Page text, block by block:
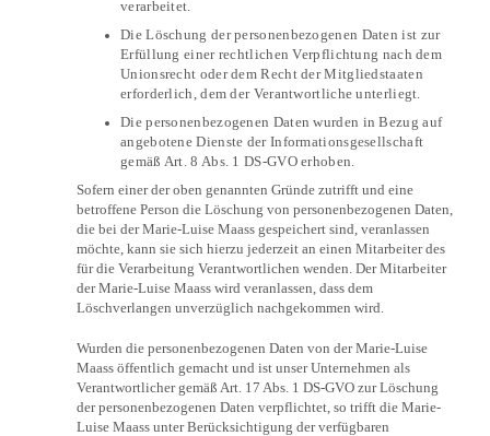
verarbeitet.
Die Löschung der personenbezogenen Daten ist zur
Erfüllung einer rechtlichen Verpflichtung nach dem
Unionsrecht oder dem Recht der Mitgliedstaaten
erforderlich, dem der Verantwortliche unterliegt.
Die personenbezogenen Daten wurden in Bezug auf
angebotene Dienste der Informationsgesellschaft
gemäß Art. 8 Abs. 1 DS-GVO erhoben.
Sofern einer der oben genannten Gründe zutrifft und eine
betroffene Person die Löschung von personenbezogenen Daten,
die bei der Marie-Luise Maass gespeichert sind, veranlassen
möchte, kann sie sich hierzu jederzeit an einen Mitarbeiter des
für die Verarbeitung Verantwortlichen wenden. Der Mitarbeiter
der Marie-Luise Maass wird veranlassen, dass dem
Löschverlangen unverzüglich nachgekommen wird.
Wurden die personenbezogenen Daten von der Marie-Luise
Maass öffentlich gemacht und ist unser Unternehmen als
Verantwortlicher gemäß Art. 17 Abs. 1 DS-GVO zur Löschung
der personenbezogenen Daten verpflichtet, so trifft die Marie-
Luise Maass unter Berücksichtigung der verfügbaren